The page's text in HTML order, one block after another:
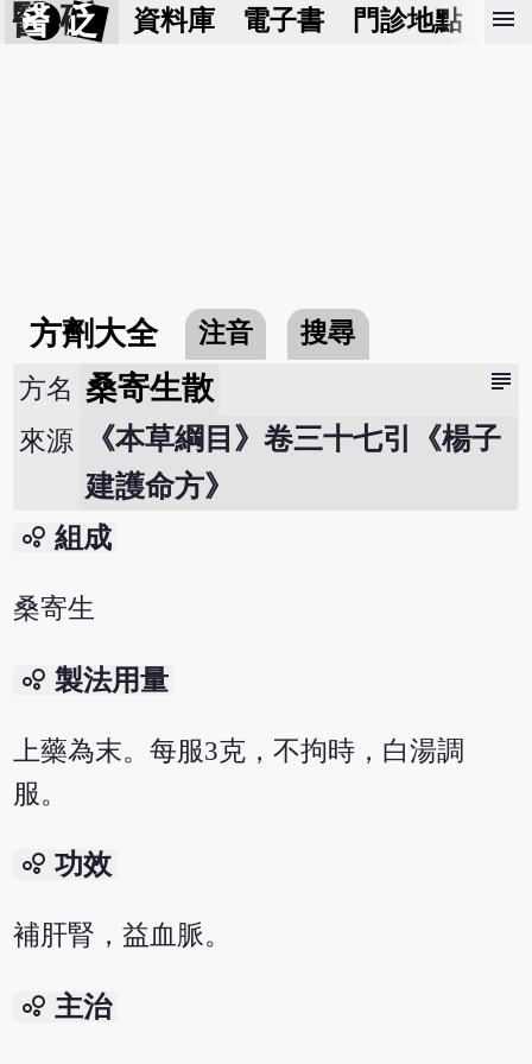
醫 砭 資料庫 電子書 門診地點 預
menu
方劑大全 注音 搜尋
subject
方名 桑寄生散
來源
《本草綱目》卷三十七引《楊子
建護命方》
bubble_chart 組成
桑寄生
bubble_chart 製法用量
上藥為末。每服3克，不拘時，白湯調
服。
bubble_chart 功效
補肝腎，益血脈。
bubble_chart 主治